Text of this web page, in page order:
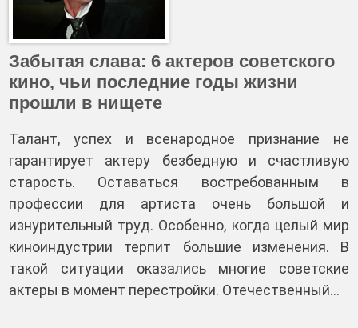
Забытая слава: 6 актеров советского
кино, чьи последние годы жизни
прошли в нищете
Талант, успех и всенародное признание не
гарантирует актеру безбедную и счастливую
старость. Оставаться востребованным в
профессии для артиста очень большой и
изнурительный труд. Особенно, когда целый мир
киноиндустрии терпит большие изменения. В
такой ситуации оказались многие советские
актеры в момент перестройки. Отечественный…